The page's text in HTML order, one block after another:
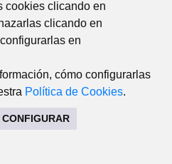
cookies clicando en
clicando en
en
cómo configurarlas
Política de Cookies.
CONFIGURAR
(lateral del edificio). 28220
Madrid
WEB
AVISO LEGAL